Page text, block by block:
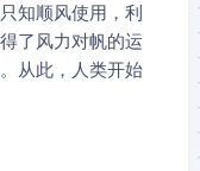
知顺风使用，利
了风力对帆的运
从此，人类开始